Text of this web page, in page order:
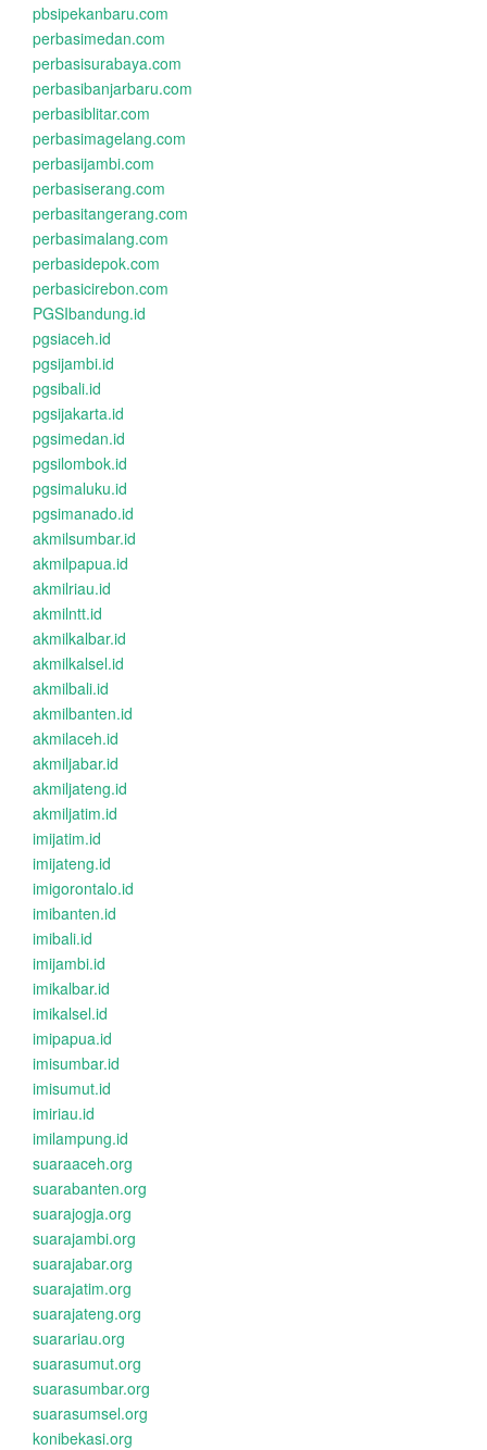
pbsipekanbaru.com
perbasimedan.com
perbasisurabaya.com
perbasibanjarbaru.com
perbasiblitar.com
perbasimagelang.com
perbasijambi.com
perbasiserang.com
perbasitangerang.com
perbasimalang.com
perbasidepok.com
perbasicirebon.com
PGSIbandung.id
pgsiaceh.id
pgsijambi.id
pgsibali.id
pgsijakarta.id
pgsimedan.id
pgsilombok.id
pgsimaluku.id
pgsimanado.id
akmilsumbar.id
akmilpapua.id
akmilriau.id
akmilntt.id
akmilkalbar.id
akmilkalsel.id
akmilbali.id
akmilbanten.id
akmilaceh.id
akmiljabar.id
akmiljateng.id
akmiljatim.id
imijatim.id
imijateng.id
imigorontalo.id
imibanten.id
imibali.id
imijambi.id
imikalbar.id
imikalsel.id
imipapua.id
imisumbar.id
imisumut.id
imiriau.id
imilampung.id
suaraaceh.org
suarabanten.org
suarajogja.org
suarajambi.org
suarajabar.org
suarajatim.org
suarajateng.org
suarariau.org
suarasumut.org
suarasumbar.org
suarasumsel.org
konibekasi.org